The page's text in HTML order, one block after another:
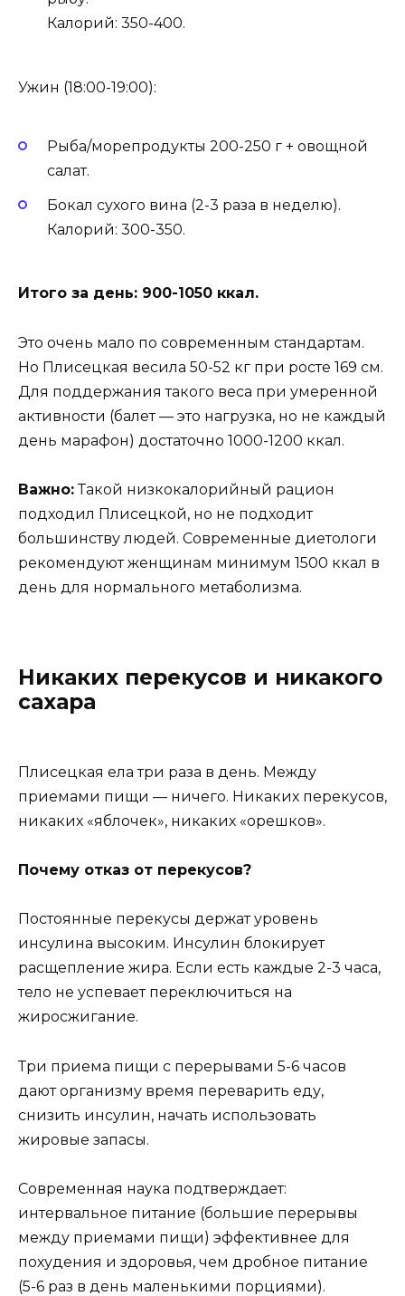
Калорий: 350-400.
Ужин (18:00-19:00):
Рыба/морепродукты 200-250 г + овощной
салат.
Бокал сухого вина (2-3 раза в неделю).
Калорий: 300-350.
Итого за день: 900-1050 ккал.
Это очень мало по современным стандартам.
Но Плисецкая весила 50-52 кг при росте 169 см.
Для поддержания такого веса при умеренной
активности (балет — это нагрузка, но не каждый
день марафон) достаточно 1000-1200 ккал.
Важно:Такой низкокалорийный рацион
подходил Плисецкой, но не подходит
большинству людей. Современные диетологи
рекомендуют женщинам минимум 1500 ккал в
день для нормального метаболизма.
Никаких перекусов и никакого
сахара
Плисецкая ела три раза в день. Между
приемами пищи — ничего. Никаких перекусов,
никаких «яблочек», никаких «орешков».
Почему отказ от перекусов?
Постоянные перекусы держат уровень
инсулина высоким. Инсулин блокирует
расщепление жира. Если есть каждые 2-3 часа,
тело не успевает переключиться на
жиросжигание.
Три приема пищи с перерывами 5-6 часов
дают организму время переварить еду,
снизить инсулин, начать использовать
жировые запасы.
Современная наука подтверждает:
интервальное питание (большие перерывы
между приемами пищи) эффективнее для
похудения и здоровья, чем дробное питание
(5-6 раз в день маленькими порциями).